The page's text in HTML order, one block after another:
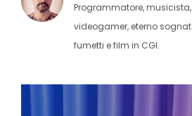
Programmatore,
videogamer, eterno
fumetti e film in CGI.